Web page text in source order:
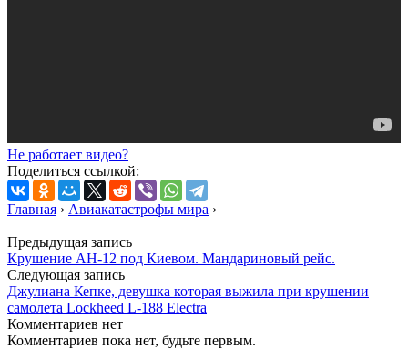
Не работает видео?
Поделиться ссылкой:
Главная › Авиакатастрофы мира ›
Предыдущая запись
Крушение АН-12 под Киевом. Мандариновый рейс.
Следующая запись
Джулиана Кепке, девушка которая выжила при крушении
самолета Lockheed L-188 Electra
Комментариев нет
Комментариев пока нет, будьте первым.